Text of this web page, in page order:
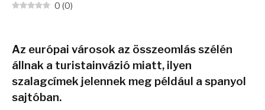
0 (0)
Az európai városok az összeomlás szélén
állnak a turistainvázió miatt, ilyen
szalagcímek jelennek meg például a spanyol
sajtóban.